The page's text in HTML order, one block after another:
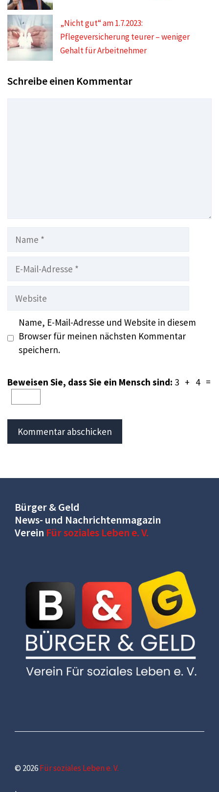
„Nicht gut“ am 1.7.2023:
Pflegeversicherung teurer – weniger
Gehalt für Arbeitnehmer
Schreibe einen Kommentar
Name
Website
Name, E-Mail-Adresse und Website in diesem
Browser für meinen nächsten Kommentar
speichern.
Beweisen Sie, dass Sie ein Mensch sind: 3 + 4 =
Bürger & Geld
News- und Nachrichtenmagazin
Verein Für soziales Leben e. V.
© 2026Für soziales Leben e. V.